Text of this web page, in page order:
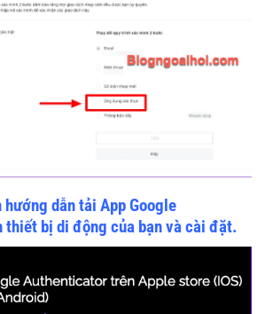
dẫn tải App Google
bị di động của bạn và cài đặt.